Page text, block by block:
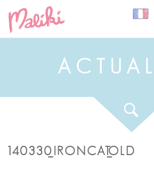
A C U A L
140330_IRONCAT_OLD